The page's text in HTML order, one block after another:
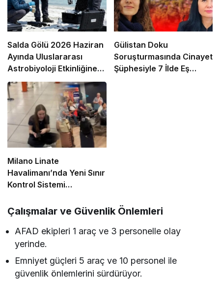
Salda Gölü 2026 Haziran
Ayında Uluslararası
Astrobiyoloji Etkinliğine
Ev Sahipliği Yapacak
Gülistan Doku
Soruşturmasında Cinayet
Şüphesiyle 7 İlde Eş
Milano Linate
Havalimanı’nda Yeni Sınır
Kontrol Sistemi
Çalışmalar ve Güvenlik Önlemleri
AFAD ekipleri 1 araç ve 3 personelle olay
yerinde.
Emniyet güçleri 5 araç ve 10 personel ile
güvenlik önlemlerini sürdürüyor.